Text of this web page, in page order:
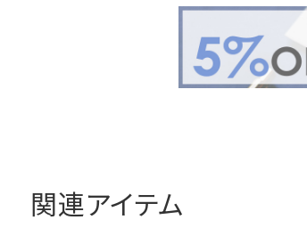
関連アイテム